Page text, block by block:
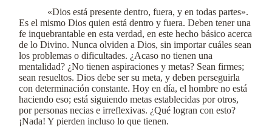
«Dios está presente dentro, fuera, y en todas partes».
Es el mismo Dios quien está dentro y fuera. Deben tener una
fe inquebrantable en esta verdad, en este hecho básico acerca
de lo Divino. Nunca olviden a Dios, sin importar cuáles sean
los problemas o dificultades. ¿Acaso no tienen una
mentalidad? ¿No tienen aspiraciones y metas? Sean firmes;
sean resueltos. Dios debe ser su meta, y deben perseguirla
con determinación constante. Hoy en día, el hombre no está
haciendo eso; está siguiendo metas establecidas por otros,
por personas necias e irreflexivas. ¿Qué logran con esto?
¡Nada! Y pierden incluso lo que tienen.